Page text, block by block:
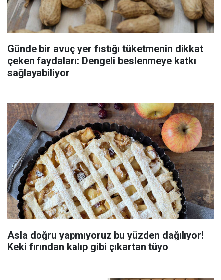
Günde bir avuç yer fıstığı tüketmenin dikkat
çeken faydaları: Dengeli beslenmeye katkı
sağlayabiliyor
Asla doğru yapmıyoruz bu yüzden dağılıyor!
Keki fırından kalıp gibi çıkartan tüyo